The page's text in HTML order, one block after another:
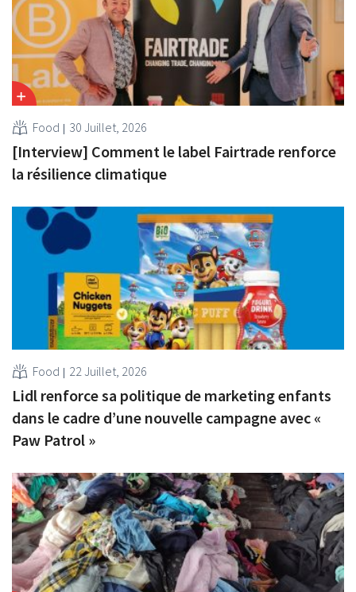
Food 30 Juillet, 2026
[Interview] Comment le label Fairtrade renforce
la résilience climatique
Food 22 Juillet, 2026
Lidl renforce sa politique de marketing enfants
dans le cadre d’une nouvelle campagne avec «
Paw Patrol »